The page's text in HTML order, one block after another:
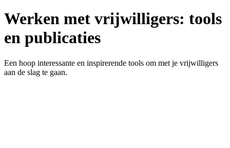
Werken met vrijwilligers: tools
en publicaties
Een hoop interessante en inspirerende tools om met je vrijwilligers
aan de slag te gaan.